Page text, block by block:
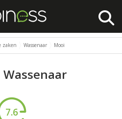
zaken Wassenaar Mooi
7.6